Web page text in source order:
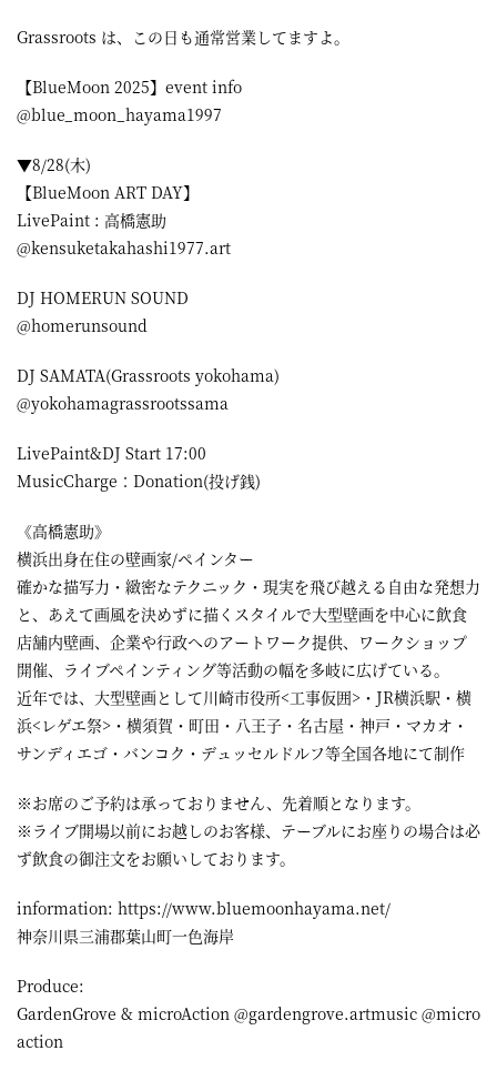
Grassroots は、この日も通常営業してますよ。
【BlueMoon 2025】event info
@blue_moon_hayama1997
▼8/28(木)
【BlueMoon ART DAY】
LivePaint : 高橋憲助
@kensuketakahashi1977.art
DJ HOMERUN SOUND
@homerunsound
DJ SAMATA(Grassroots yokohama)
@yokohamagrassrootssama
LivePaint&DJ Start 17:00
MusicCharge：Donation(投げ銭)
《高橋憲助》
横浜出身在住の壁画家/ペインター
確かな描写力・緻密なテクニック・現実を飛び越える自由な発想力
と、あえて画風を決めずに描くスタイルで大型壁画を中心に飲食
店舗内壁画、企業や行政へのアートワーク提供、ワークショップ
開催、ライブペインティング等活動の幅を多岐に広げている。
近年では、大型壁画として川崎市役所<工事仮囲>・JR横浜駅 ・横
浜<レゲエ祭>・横須賀・町田・八王子・名古屋・神戸・マカオ・
サンディエゴ・バンコク・デュッセルドルフ等全国各地にて制作
※お席のご予約は承っておりません、先着順となります。
※ライブ開場以前にお越しのお客様、テーブルにお座りの場合は必
ず飲食の御注文をお願いしております。
information: https://www.bluemoonhayama.net/
神奈川県三浦郡葉山町一色海岸
Produce:
GardenGrove & microAction @gardengrove.artmusic @micro
action